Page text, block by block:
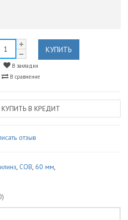
КУПИТЬ
В закладки
В сравнение
В КРЕДИТ
отзыв
, COB, 60 мм,